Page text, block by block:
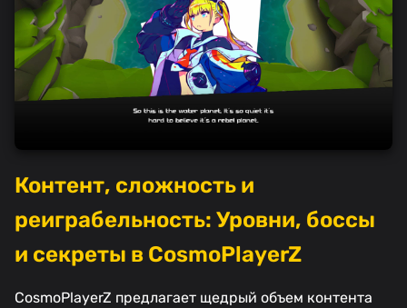
Контент, сложность и
реиграбельность: Уровни, боссы
и секреты в CosmoPlayerZ
CosmoPlayerZ предлагает щедрый объем контента